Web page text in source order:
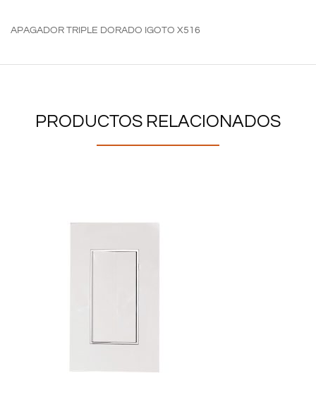
APAGADOR TRIPLE DORADO IGOTO X516
PRODUCTOS RELACIONADOS